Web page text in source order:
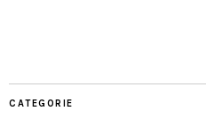
CATEGORIE